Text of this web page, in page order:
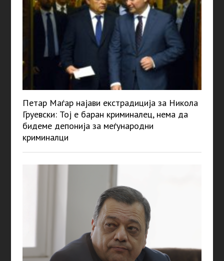
Петар Маѓар најави екстрадиција за Никола
Груевски: Тој е баран криминалец, нема да
бидеме депонија за меѓународни
криминалци